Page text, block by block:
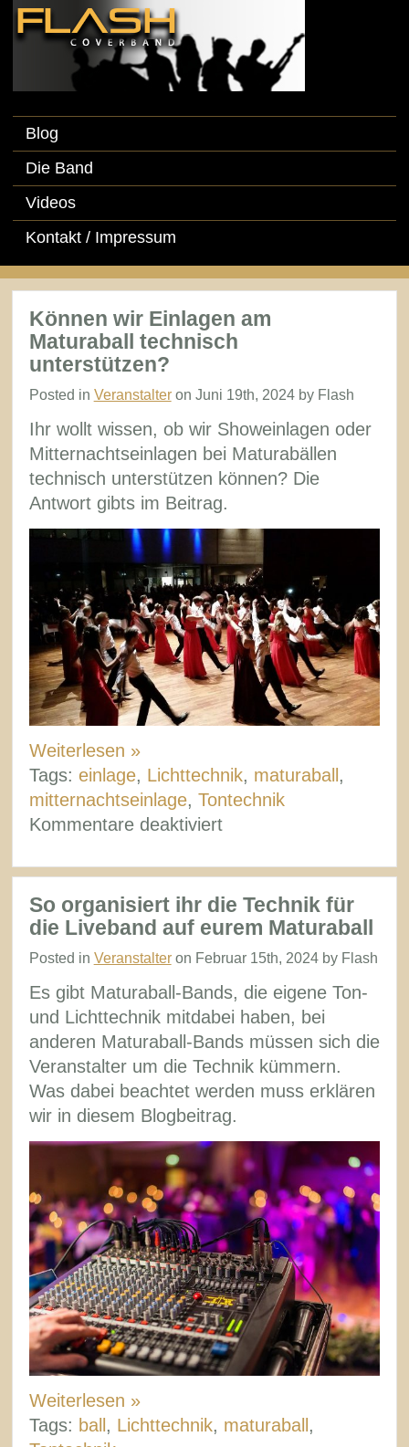
Blog
Die Band
Videos
Kontakt / Impressum
Können wir Einlagen am
Maturaball technisch
unterstützen?
Posted in Veranstalteron Juni 19th, 2024 by Flash
Ihr wollt wissen, ob wir Showeinlagen oder
Mitternachtseinlagen bei Maturabällen
technisch unterstützen können? Die
Antwort gibts im Beitrag.
Weiterlesen »
Tags: einlage, Lichttechnik, maturaball ,
mitternachtseinlage, Tontechnik
Kommentare deaktiviertfür
wir
Einlagen
am
Maturaball
technisch
unterstützen?
So organisiert ihr die Technik für
die Liveband auf eurem Maturaball
Posted in Veranstalteron Februar 15th, 2024 by Flash
Es gibt Maturaball-Bands, die eigene Ton-
und Lichttechnik mitdabei haben, bei
anderen Maturaball-Bands müssen sich die
Veranstalter um die Technik kümmern.
Was dabei beachtet werden muss erklären
wir in diesem Blogbeitrag.
Weiterlesen »
Tags: ball , Lichttechnik, maturaball ,